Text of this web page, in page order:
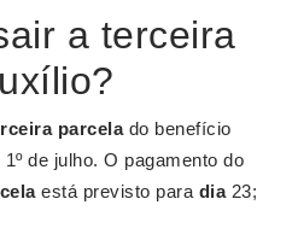
a terceira
parcelado benefício
de julho. O pagamento do
está previsto para dia23;